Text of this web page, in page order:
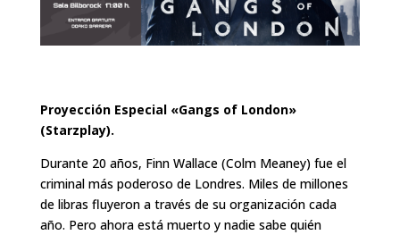
Proyección Especial «Gangs of London»
(Starzplay).
Durante 20 años, Finn Wallace (Colm Meaney) fue el
criminal más poderoso de Londres. Miles de millones
de libras fluyeron a través de su organización cada
año. Pero ahora está muerto y nadie sabe quién